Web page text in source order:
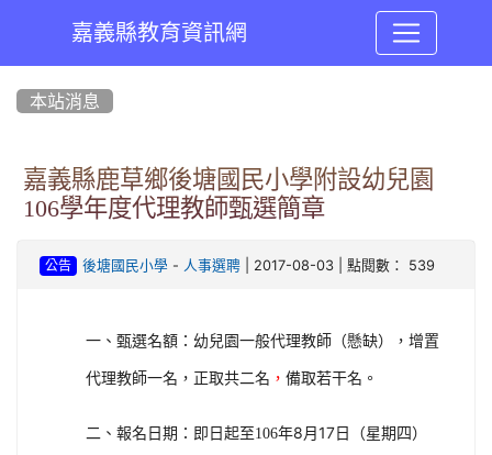
嘉義縣教育資訊網
本站消息
嘉義縣鹿草鄉後塘國民小學附設幼兒園
106學年度代理教師甄選簡章
公告 後塘國民小學- 人事選聘| 2017-08-03 | 點閱數： 539
一、甄選名額：幼兒園一般代理教師（懸缺），增置
代理教師一名，正取共二名 ， 備取若干名。
二、報名日期：即日起至106年8月17日（星期四）